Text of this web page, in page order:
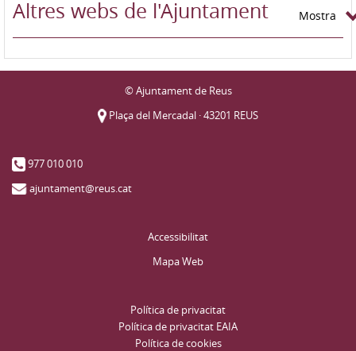
Altres webs de l'Ajuntament Mostra
© Ajuntament de Reus
Plaça del Mercadal · 43201 REUS
977 010 010
ajuntament@reus.cat
Accessibilitat
Mapa Web
Política de privacitat
Política de privacitat EAIA
Política de cookies